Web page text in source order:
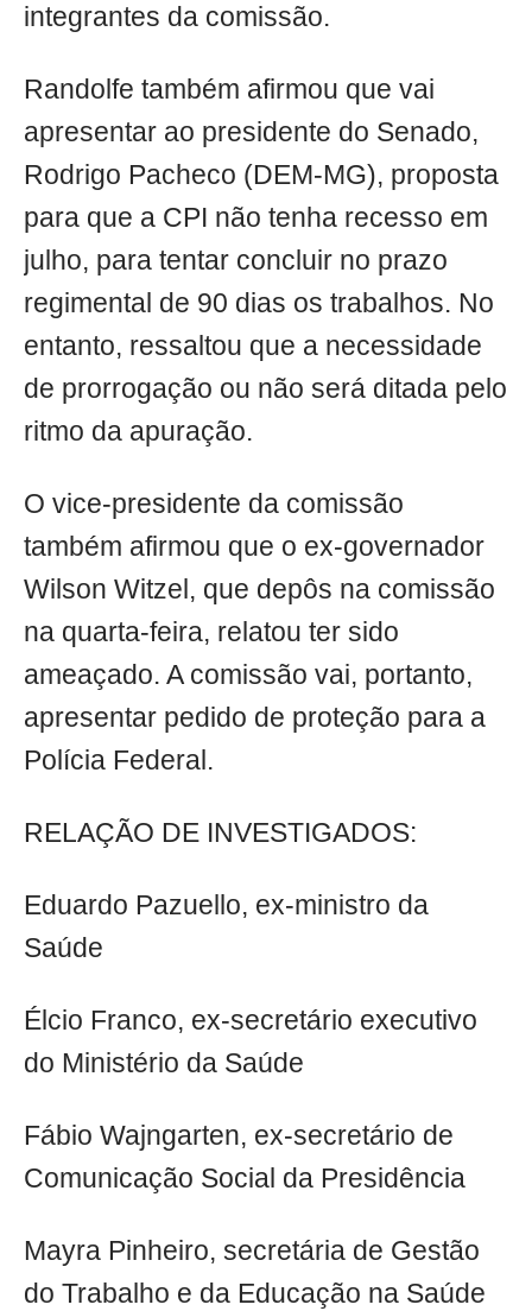
integrantes da comissão.
Randolfe também afirmou que vai
apresentar ao presidente do Senado,
Rodrigo Pacheco (DEM-MG), proposta
para que a CPI não tenha recesso em
julho, para tentar concluir no prazo
regimental de 90 dias os trabalhos. No
entanto, ressaltou que a necessidade
de prorrogação ou não será ditada pelo
ritmo da apuração.
O vice-presidente da comissão
também afirmou que o ex-governador
Wilson Witzel, que depôs na comissão
na quarta-feira, relatou ter sido
ameaçado. A comissão vai, portanto,
apresentar pedido de proteção para a
Polícia Federal.
RELAÇÃO DE INVESTIGADOS:
Eduardo Pazuello, ex-ministro da
Saúde
Élcio Franco, ex-secretário executivo
do Ministério da Saúde
Fábio Wajngarten, ex-secretário de
Comunicação Social da Presidência
Mayra Pinheiro, secretária de Gestão
do Trabalho e da Educação na Saúde